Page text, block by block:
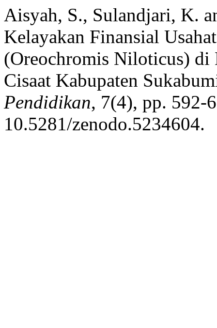
Aisyah, S., Sulandjari, K.
Kelayakan Finansial
(Oreochromis Niloticus) di
Cisaat Kabupaten
Pendidikan, 7(4), pp. 592-
10.5281/zenodo.5234604.